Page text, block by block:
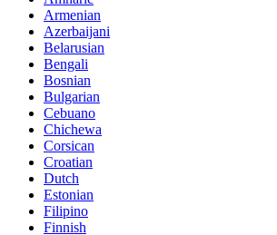
Armenian
Azerbaijani
Belarusian
Bengali
Bosnian
Bulgarian
Cebuano
Chichewa
Corsican
Croatian
Dutch
Estonian
Filipino
Finnish